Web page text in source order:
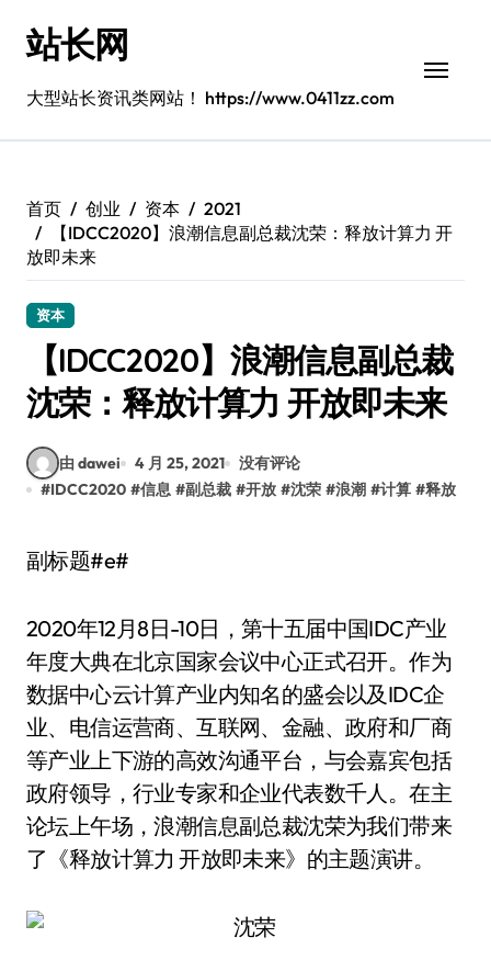
站长网
大型站长资讯类网站！ https://www.0411zz.com
首页 创业 资本
2021
【IDCC2020】浪潮信息副总裁沈荣：释放计算力 开
放即未来
资本
【IDCC2020】浪潮信息副总裁
沈荣：释放计算力 开放即未来
由 dawei 4 月 25, 2021
没有评论
#IDCC2020 #信息 #副总裁 #开放 #沈荣 #浪潮 #计算 #释放
副标题#e#
2020年12月8日-10日，第十五届中国IDC产业
年度大典在北京国家会议中心正式召开。作为
数据中心云计算产业内知名的盛会以及IDC企
业、电信运营­­商、互联网、金融、政府和厂商
等产业上下游的高效沟通平台，与会嘉宾包括
政府领导，行业专家和企业代表数千人。在主
论坛上午场，浪潮信息副总裁沈荣为我们带来
了《释放计算力 开放即未来》的主题演讲。